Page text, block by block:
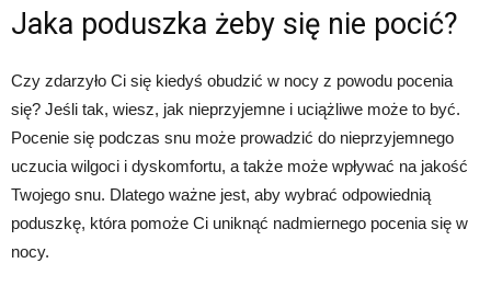
Jaka poduszka żeby się nie pocić?
Czy zdarzyło Ci się kiedyś obudzić w nocy z powodu pocenia
się? Jeśli tak, wiesz, jak nieprzyjemne i uciążliwe może to być.
Pocenie się podczas snu może prowadzić do nieprzyjemnego
uczucia wilgoci i dyskomfortu, a także może wpływać na jakość
Twojego snu. Dlatego ważne jest, aby wybrać odpowiednią
poduszkę, która pomoże Ci uniknąć nadmiernego pocenia się w
nocy.